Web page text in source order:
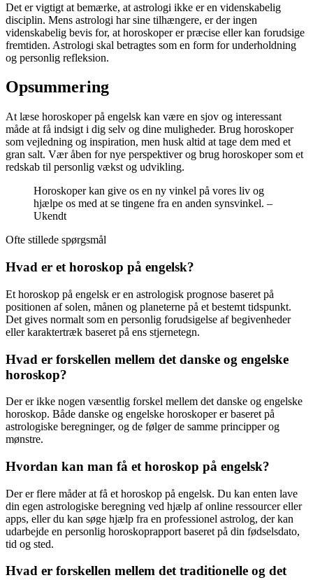
Det er vigtigt at bemærke, at astrologi ikke er en videnskabelig
disciplin. Mens astrologi har sine tilhængere, er der ingen
videnskabelig bevis for, at horoskoper er præcise eller kan forudsige
fremtiden. Astrologi skal betragtes som en form for underholdning
og personlig refleksion.
Opsummering
At læse horoskoper på engelsk kan være en sjov og interessant
måde at få indsigt i dig selv og dine muligheder. Brug horoskoper
som vejledning og inspiration, men husk altid at tage dem med et
gran salt. Vær åben for nye perspektiver og brug horoskoper som et
redskab til personlig vækst og udvikling.
Horoskoper kan give os en ny vinkel på vores liv og
hjælpe os med at se tingene fra en anden synsvinkel. –
Ukendt
Ofte stillede spørgsmål
Hvad er et horoskop på engelsk?
Et horoskop på engelsk er en astrologisk prognose baseret på
positionen af solen, månen og planeterne på et bestemt tidspunkt.
Det gives normalt som en personlig forudsigelse af begivenheder
eller karaktertræk baseret på ens stjernetegn.
Hvad er forskellen mellem det danske og engelske
horoskop?
Der er ikke nogen væsentlig forskel mellem det danske og engelske
horoskop. Både danske og engelske horoskoper er baseret på
astrologiske beregninger, og de følger de samme principper og
mønstre.
Hvordan kan man få et horoskop på engelsk?
Der er flere måder at få et horoskop på engelsk. Du kan enten lave
din egen astrologiske beregning ved hjælp af online ressourcer eller
apps, eller du kan søge hjælp fra en professionel astrolog, der kan
udarbejde en personlig horoskoprapport baseret på din fødselsdato,
tid og sted.
Hvad er forskellen mellem det traditionelle og det